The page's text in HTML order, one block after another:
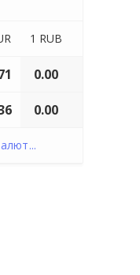
1 RUB
0.00
0.00